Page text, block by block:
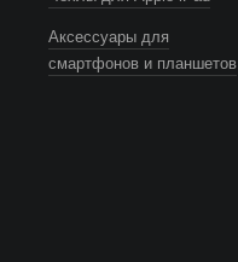
Аксессуары для
смартфонов и планшетов